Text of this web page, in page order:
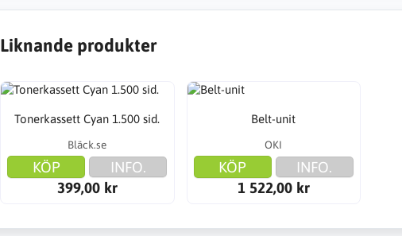
Liknande produkter
Tonerkassett Cyan 1.500 sid.
Bläck.se
KÖP
INFO.
399,00 kr
Belt-unit
OKI
KÖP
INFO.
1 522,00 kr